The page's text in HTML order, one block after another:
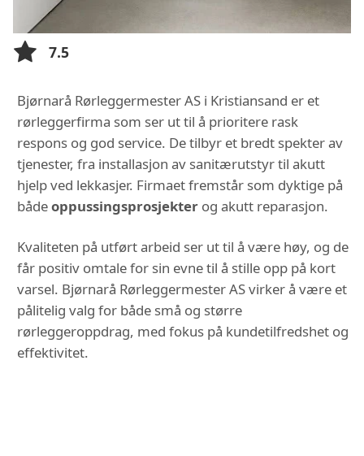
7.5
Bjørnarå Rørleggermester AS i Kristiansand er et
rørleggerfirma som ser ut til å prioritere rask
respons og god service. De tilbyr et bredt spekter av
tjenester, fra installasjon av sanitærutstyr til akutt
hjelp ved lekkasjer. Firmaet fremstår som dyktige på
bådeoppussingsprosjekter og akutt reparasjon.
Kvaliteten på utført arbeid ser ut til å være høy, og de
får positiv omtale for sin evne til å stille opp på kort
varsel. Bjørnarå Rørleggermester AS virker å være et
pålitelig valg for både små og større
rørleggeroppdrag, med fokus på kundetilfredshet og
effektivitet.